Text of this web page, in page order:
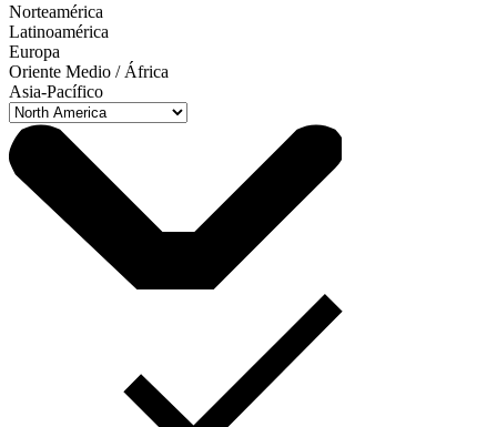
Norteamérica
Latinoamérica
Europa
Oriente Medio / África
Asia-Pacífico